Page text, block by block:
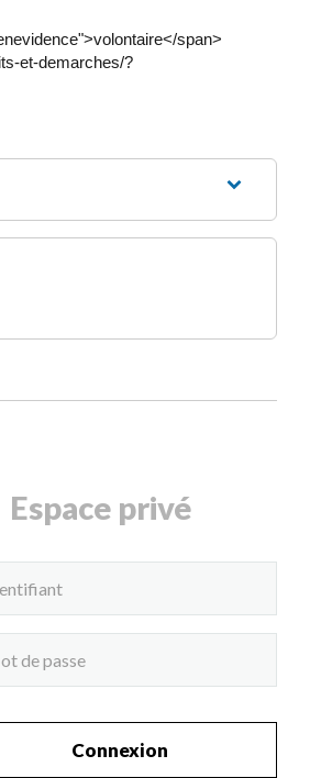
span>
et-demarches/?
Espace privé
Connexion